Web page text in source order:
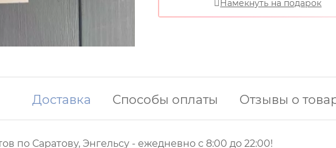
Намекнуть на подарок
Доставка Способы оплаты Отзывы о
по Саратову, Энгельсу - ежедневно с 8:00 до 22:00!